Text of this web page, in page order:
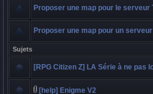
Proposer une map pour le serveur
Proposer une map pour un serveur
Sujets
[RPG Citizen Z] LA Série à ne pas
[help] Enigme V2